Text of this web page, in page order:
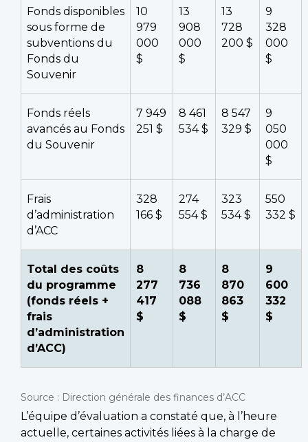
Fonds disponibles
sous forme de
subventions du
Fonds du
Souvenir
10
979
000
$
13
908
000
$
13
728
200 $
9
328
000
$
Fonds réels
avancés au Fonds
du Souvenir
7 949
251 $
8 461
534 $
8 547
329 $
9
050
000
$
Frais
d’administration
d’ACC
328
166 $
274
554 $
323
534 $
550
332 $
Total des coûts
du programme
(fonds réels +
frais
d’administration
d’ACC)
8
277
417
$
8
736
088
$
8
870
863
$
9
600
332
$
Source : Direction générale des finances d’ACC
L’équipe d’évaluation a constaté que, à l’heure
actuelle, certaines activités liées à la charge de